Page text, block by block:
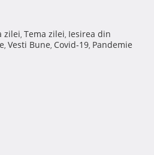
zilei, Tema zilei, Iesirea din
, Vesti Bune, Covid-19, Pandemie